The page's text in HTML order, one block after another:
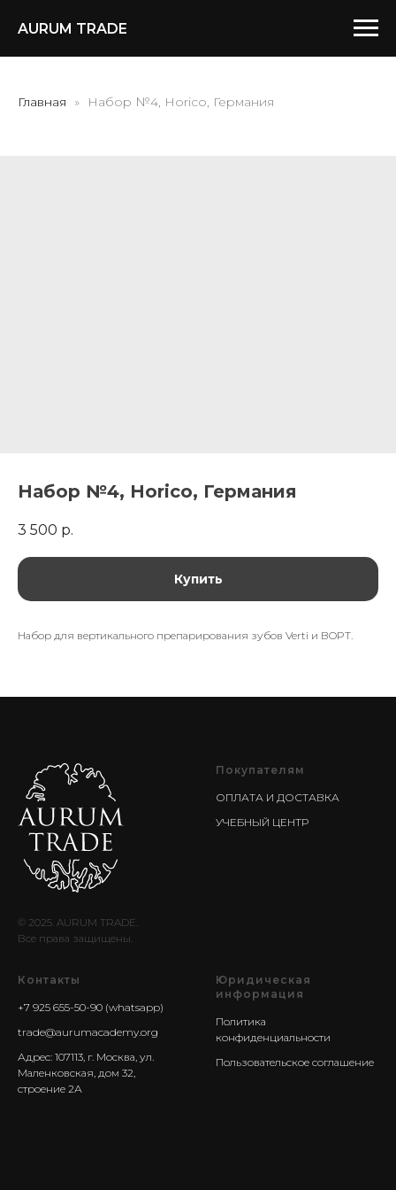
AURUM TRADE
Главная Набор №4, Horico, Германия
Набор №4, Horico, Германия
3 500 р.
Купить
Набор для вертикального препарирования зубов Verti и BOPT.
© 2025. AURUM TRADE.
Все права защищены.
Покупателям
ОПЛАТА И ДОСТАВКА
УЧЕБНЫЙ ЦЕНТР
Контакты
+7 925 655-50-90 (whatsapp)
trade@aurumacademy.org
Адрес: 107113, г. Москва, ул.
Маленковская, дом 32,
строение 2А
Юридическая
информация
Политика
конфиденциальности
Пользовательское соглашение